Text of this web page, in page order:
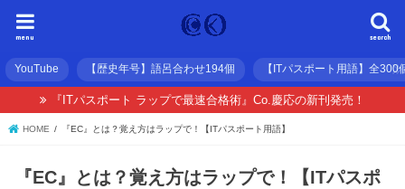
search
menu
YouTube 【歴史年号】語呂合わせ194個 【ITパスポート用語】全300
『ITパスポート ラップで最速合格術』Co.慶応の新刊発売！
HOME 『EC』とは？覚え方はラップで！【ITパスポート用語】
『EC』とは？覚え方はラップで！【ITパスポ